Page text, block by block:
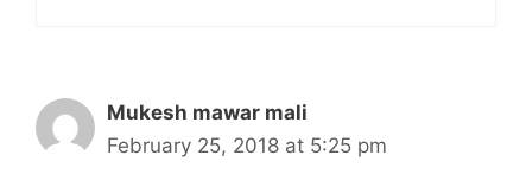
Mukesh mawar mali
February 25, 2018 at 5:25 pm